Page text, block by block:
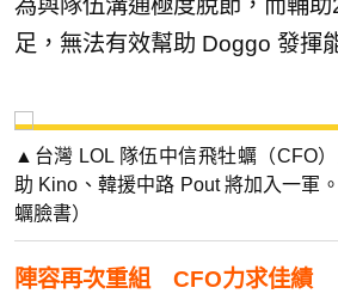
為與隊伍溝通極度脫節，而輔
足，無法有效幫助 Doggo 發揮
▲台灣 LOL 隊伍中信飛牡蠣（CFO
助 Kino、韓援中路 Pout 將加入一軍
蠣臉書）
陣容再次重組 CFO力求佳績